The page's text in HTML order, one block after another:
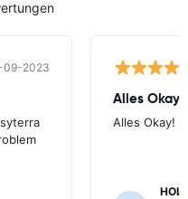
09-2023
Alles Okay!
Alles Okay!